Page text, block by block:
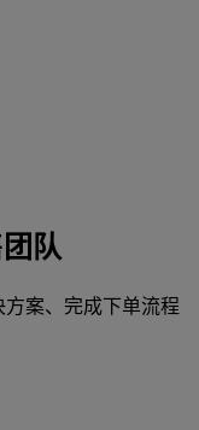
队
案、完成下单流程